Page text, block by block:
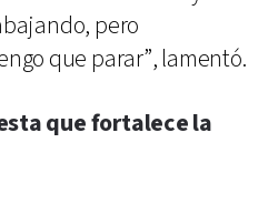
pero
que parar”, lamentó.
que fortalece la